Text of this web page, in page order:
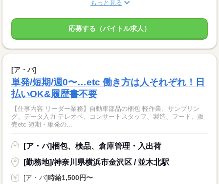
もっと見る
応募する（バイトル求人）
[ア・パ]
単発/短期/週0〜…etc 働き方は人それぞれ！日
払いOK&履歴書不要
【仕事内容 リーダー業務】自動車部品の梱包 軽作業、サンプリン
グ、データ入力 テレオペ、コンサートスタッフ、製造、フード、販
売etc 短期・単発の...
[ア・パ]梱包、検品、倉庫管理・入出荷
[勤務地]/神奈川県横浜市金沢区 / 並木北駅
[ア・パ]時給1,500円〜